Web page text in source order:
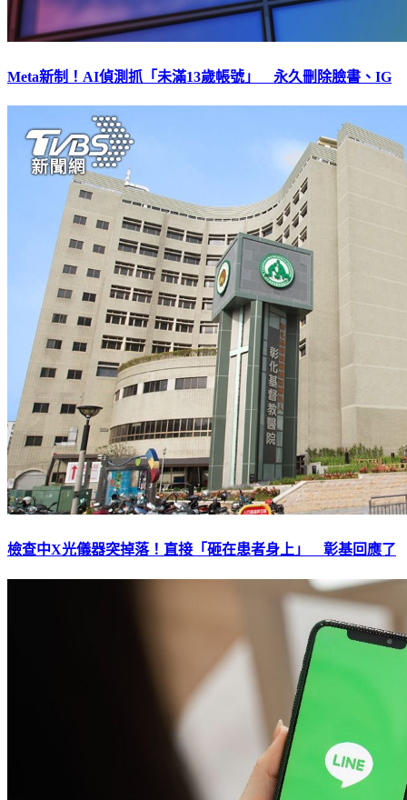
Meta新制！AI偵測抓「未滿13歲帳號」 永久刪除臉書、IG
檢查中X光儀器突掉落！直接「砸在患者身上」 彰基回應了